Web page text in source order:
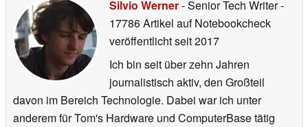
Silvio Werner- Senior Tech Writer-
17786 Artikel auf Notebookcheck
veröffentlichtseit 2017
Ich bin seit über zehn Jahren
journalistisch aktiv, den Großteil
davon im Bereich Technologie. Dabei war ich unter
anderem für Tom's Hardware und ComputerBase tätig